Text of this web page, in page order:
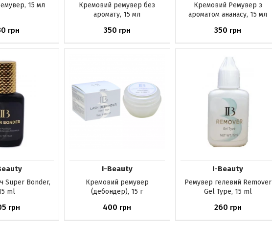
15 мл
грн
Кремовий ремувер без
аромату, 15 мл
350 грн
Кремовий Ремувер з
ароматом ананасу, 15 мл
350 грн
Super Bonder,
ml
грн
I-Beauty
Кремовий ремувер
(дебондер), 15 г
400 грн
I-Beauty
Ремувер гелевий Remover
Gel Type, 15 ml
260 грн